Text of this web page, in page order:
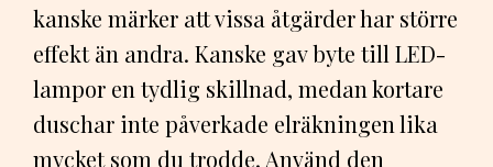
kanske märker att vissa åtgärder har större
effekt än andra. Kanske gav byte till LED-
lampor en tydlig skillnad, medan kortare
duschar inte påverkade elräkningen lika
mycket som du trodde. Använd den